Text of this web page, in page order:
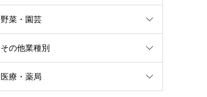
野菜・園芸
その他業種別
医療・薬局